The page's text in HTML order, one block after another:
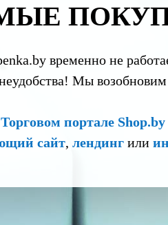
временно не
Мы
Торговом портале Shop.by
сайт, лендингили